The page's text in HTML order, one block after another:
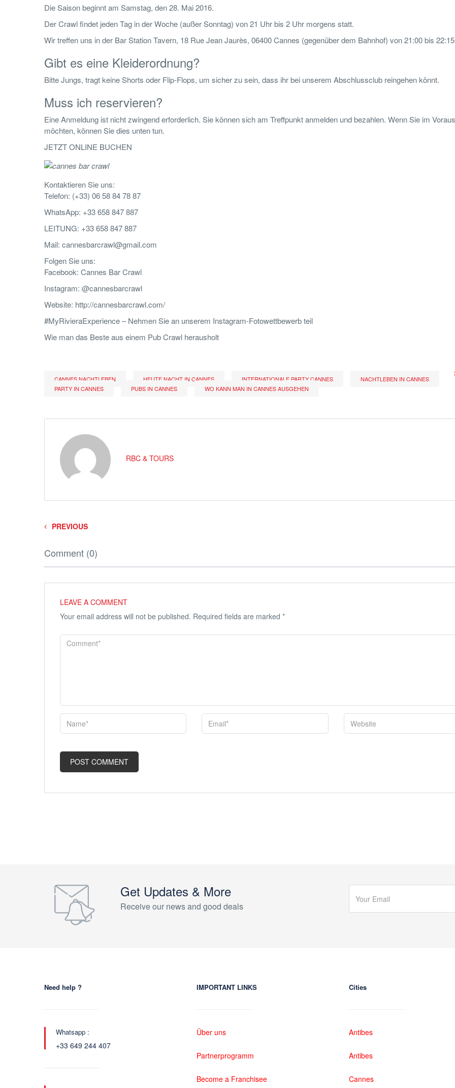
Die Saison beginnt am Samstag, den 28. Mai 2016.
Der Crawl findet jeden Tag in der Woche (außer Sonntag) von 21 Uhr bis 2 Uhr morgens statt.
Wir treffen uns in der Bar Station Tavern, 18 Rue Jean Jaurès, 06400 Cannes (gegenüber dem Bahnhof) von 21:00 bis
Gibt es eine Kleiderordnung?
Bitte Jungs, tragt keine Shorts oder Flip-Flops, um sicher zu sein, dass ihr bei unserem Abschlussclub reingehen könnt.
Muss ich reservieren?
Eine Anmeldung ist nicht zwingend erforderlich. Sie können sich am Treffpunkt anmelden und bezahlen. Wenn Sie im
möchten, können Sie dies unten tun.
JETZT ONLINE BUCHEN
Kontaktieren Sie uns:
Telefon: (+33) 06 58 84 78 87
WhatsApp: +33 658 847 887
LEITUNG: +33 658 847 887
Mail: cannesbarcrawl@gmail.com
Folgen Sie uns:
Facebook: Cannes Bar Crawl
Instagram: @cannesbarcrawl
Website: http://cannesbarcrawl.com/
#MyRivieraExperience – Nehmen Sie an unserem Instagram-Fotowettbewerb teil
Wie man das Beste aus einem Pub Crawl herausholt
CANNES NACHTLEBEN HEUTE NACHT IN CANNES INTERNATIONALE PARTY CANNES
NACHTLEBEN IN CANNES
PARTY IN CANNES
PUBS IN CANNES WO KANN MAN IN CANNES AUSGEHEN
RBC & TOURS
PREVIOUS
Comment (0)
LEAVE A COMMENT
Your email address will not be published. Required fields are marked *
Get Updates & More
Receive our news and good deals
Need help ?
Whatsapp :
+33 649 244 407
IMPORTANT LINKS
Über uns
Partnerprogramm
Become a Franchisee
Cities
Antibes
Antibes
Cannes